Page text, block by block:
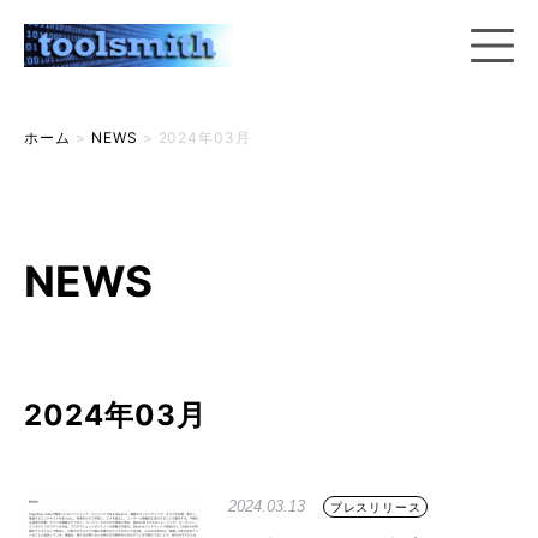
ホーム > NEWS > 2024年03月
NEWS
2024年03月
2024.03.13 プレスリリース